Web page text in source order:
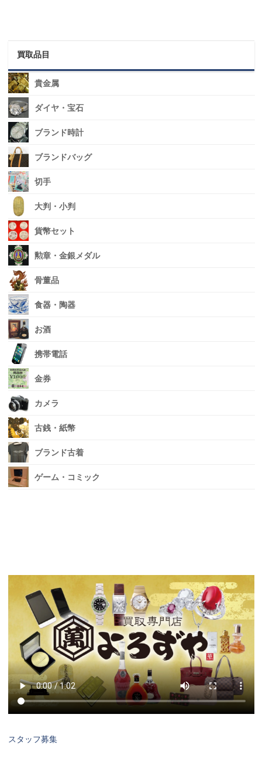
買取品目
貴金属
ダイヤ・宝石
ブランド時計
ブランドバッグ
切手
大判・小判
貨幣セット
勲章・金銀メダル
骨董品
食器・陶器
お酒
携帯電話
金券
カメラ
古銭・紙幣
ブランド古着
ゲーム・コミック
スタッフ募集